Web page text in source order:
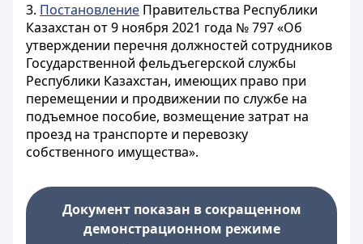
3. Постановление Правительства Республики
Казахстан от 9 ноября 2021 года № 797 «Об
утверждении перечня должностей сотрудников
Государственной фельдъегерской службы
Республики Казахстан, имеющих право при
перемещении и продвижении по службе на
подъемное пособие, возмещение затрат на
проезд на транспорте и перевозку
собственного имущества».
Документ показан в сокращенном
демонстрационном режиме